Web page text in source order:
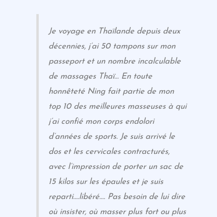
Je voyage en Thaïlande depuis deux
décennies, j’ai 50 tampons sur mon
passeport et un nombre incalculable
de massages Thaï… En toute
honnêteté Ning fait partie de mon
top 10 des meilleures masseuses à qui
j’ai confié mon corps endolori
d’années de sports. Je suis arrivé le
dos et les cervicales contracturés,
avec l’impression de porter un sac de
15 kilos sur les épaules et je suis
reparti….libéré…. Pas besoin de lui dire
où insister, où masser plus fort ou plus